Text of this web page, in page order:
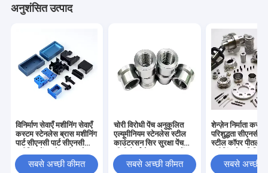
अनुशंसित उत्पाद
विनिर्माण सेवाएँ मशीनिंग सेवाएँ
कस्टम स्टेनलेस ब्रास मशीनिंग
पार्ट सीएनसी पार्ट सीएनसी
सीएनसी पार्ट्स मशीनिंग सेवाएँ
सबसे अच्छी कीमत
चोरी विरोधी पेंच अनुकूलित
एल्यूमीनियम स्टेनलेस स्टील
काउंटरसन सिर सुरक्षा पेंच
सबसे अच्छी कीमत
शेन्ज़ेन निर्माता
परिशुद्धता सीएनसी
स्टील कॉपर पीतल
पार्ट्ससबसे अच्छी